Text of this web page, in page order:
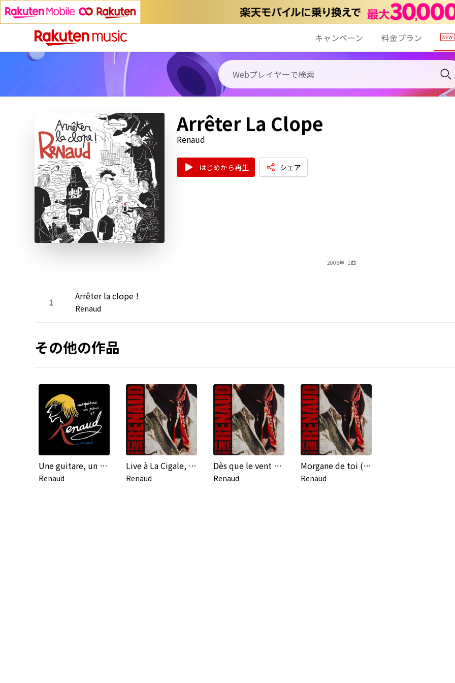
キャンペーン 料金プラン
Arrêter La Clope
Renaud
はじめから再生 シェア
2006年 - 1曲
1 Arrêter la clope !
Renaud
その他の作品
Une guitare, un piano et Renaud (Live au Studio 104, 2000)
Renaud
Live à La Cigale, 2007
Renaud
Dès que le vent soufflera (Live à La Cigale, 2007)
Renaud
Morgane de toi (Live à La Cigale, 2007)
Renaud